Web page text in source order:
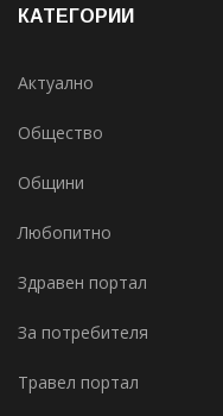
КАТЕГОРИИ
Актуално
Общество
Общини
Любопитно
Здравен портал
За потребителя
Травел портал